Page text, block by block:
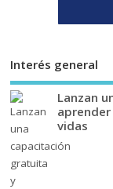
Interés general
Lanzan
aprender
vidas